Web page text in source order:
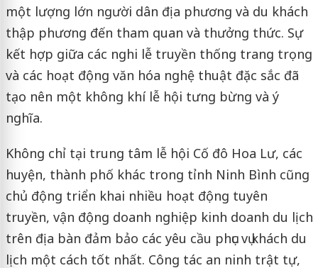
một lượng lớn người dân địa phương và du khách
thập phương đến tham quan và thưởng thức. Sự
kết hợp giữa các nghi lễ truyền thống trang trọng
và các hoạt động văn hóa nghệ thuật đặc sắc đã
tạo nên một không khí lễ hội tưng bừng và ý
nghĩa.
Không chỉ tại trung tâm lễ hội Cố đô Hoa Lư, các
huyện, thành phố khác trong tỉnh Ninh Bình cũng
chủ động triển khai nhiều hoạt động tuyên
truyền, vận động doanh nghiệp kinh doanh du lịch
trên địa bàn đảm bảo các yêu cầu phục vụ khách du
lịch một cách tốt nhất. Công tác an ninh trật tự,